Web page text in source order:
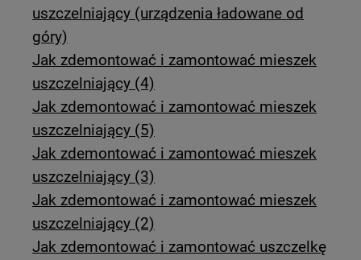
uszczelniający (urządzenia ładowane od
góry)
Jak zdemontować i zamontować mieszek
uszczelniający (4)
Jak zdemontować i zamontować mieszek
uszczelniający (5)
Jak zdemontować i zamontować mieszek
uszczelniający (3)
Jak zdemontować i zamontować mieszek
uszczelniający (2)
Jak zdemontować i zamontować uszczelkę